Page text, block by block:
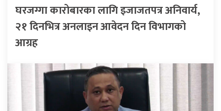
घरजग्गा कारोबारका लागि इजाजतपत्र अनिवार्य,
२१ दिनभित्र अनलाइन आवेदन दिन विभागको
आग्रह